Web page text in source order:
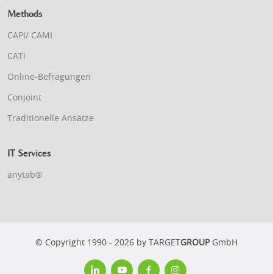
Methods
CAPI/ CAMI
CATI
Online-Befragungen
Conjoint
Traditionelle Ansätze
IT Services
anytab®
© Copyright 1990 - 2026 by TARGET GROUPGmbH